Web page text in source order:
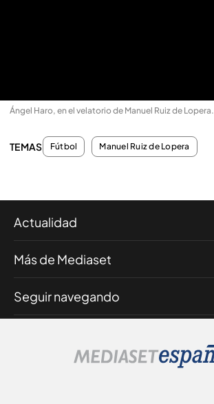
Ángel Haro, en el velatorio de Manuel Ruiz de Lopera.
TEMAS Fútbol Manuel Ruiz de Lopera
Actualidad
Más de Mediaset
Seguir navegando